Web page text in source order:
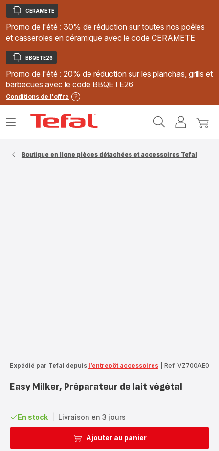
Copier
CERAMETE
Promo de l'été : 30% de réduction sur toutes nos poêles
et casseroles en céramique avec le code CERAMETE
Copier
BBQETE26
Promo de l'été : 20% de réduction sur les planchas, grills et
barbecues avec le code BBQETE26
Conditions de l'offre
MonMon
Ouvrir
Boutique en ligne pièces détachées et accessoires Tefal
Expédié par Tefal depuis l’entrepôt accessoires Ref: VZ700AE0
Easy Milker, Préparateur de lait végétal
En stock Livraison en 3 jours
Ajouter au panier